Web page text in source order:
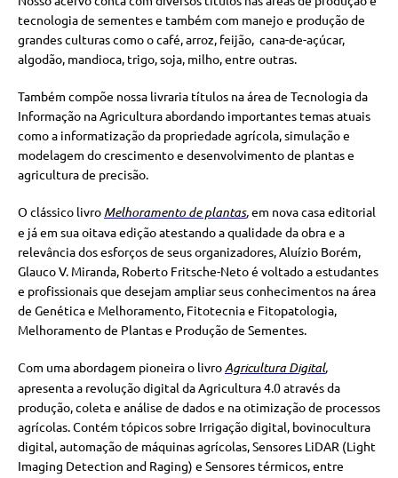
tecnologia de sementes e também com manejo e produção de
grandes culturas como o café, arroz, feijão, cana-de-açúcar,
algodão, mandioca, trigo, soja, milho, entre outras.
Também compõe nossa livraria títulos na área de Tecnologia da
Informação na Agricultura abordando importantes temas atuais
como a informatização da propriedade agrícola, simulação e
modelagem do crescimento e desenvolvimento de plantas e
agricultura de precisão.
O clássico livro Melhoramento de plantas,em nova casa editorial
e já em sua oitava edição atestando a qualidade da obra e a
relevância dos esforços de seus organizadores, Aluízio Borém,
Glauco V. Miranda, Roberto Fritsche-Neto é voltado a estudantes
e profissionais que desejam ampliar seus conhecimentos na área
de Genética e Melhoramento, Fitotecnia e Fitopatologia,
Melhoramento de Plantas e Produção de Sementes.
Com uma abordagem pioneira o livroAgricultura Digital,
apresenta a revolução digital da Agricultura 4.0 através da
produção, coleta e análise de dados e na otimização de processos
agrícolas. Contém tópicos sobre Irrigação digital, bovinocultura
digital, automação de máquinas agrícolas, Sensores LiDAR (Light
Imaging Detection and Raging) e Sensores térmicos, entre